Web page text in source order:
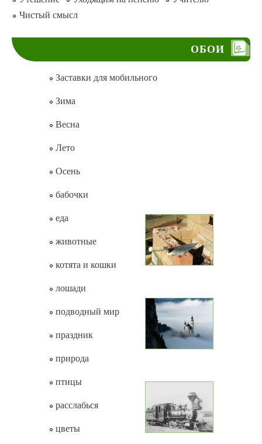
Чистый смысл
ОБОИ
Заставки для мобильного
Зима
Весна
Лето
Осень
бабочки
еда
животные
котята и кошки
лошади
подводный мир
праздник
природа
птицы
расслабься
цветы